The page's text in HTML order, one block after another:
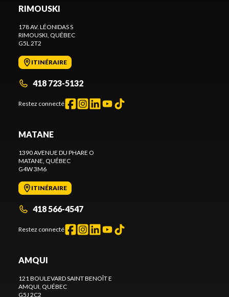
RIMOUSKI
178 AV. LÉONIDAS S
RIMOUSKI, QUÉBEC
G5L 2T2
ITINÉRAIRE
418 723-5132
Restez connecté
MATANE
1390 AVENUE DU PHARE O
MATANE, QUÉBEC
G4W 3M6
ITINÉRAIRE
418 566-4547
Restez connecté
AMQUI
121 BOULEVARD SAINT BENOÎT E
AMQUI, QUÉBEC
G5J 2C2